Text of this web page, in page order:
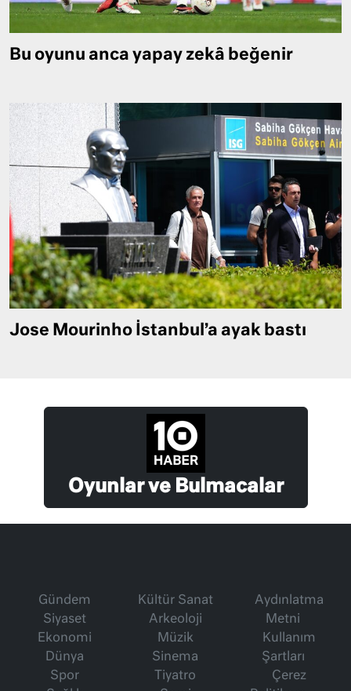
Bu oyunu anca yapay zekâ beğenir
Jose Mourinho İstanbul’a ayak bastı
Oyunlar ve Bulmacalar
Gündem
Siyaset
Ekonomi
Dünya
Spor
Kültür Sanat
Arkeoloji
Müzik
Sinema
Tiyatro
Aydınlatma
Metni
Kullanım
Şartları
Çerez